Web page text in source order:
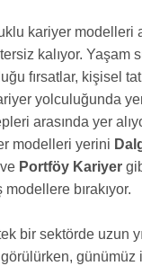
kariyer modelleri
kalıyor. Yaşam
fırsatlar, kişisel
yolculuğunda
arasında yer
modelleri yerini
ve Portföy Kariyer
bırakıyor.
bir sektörde uzun
günümüz